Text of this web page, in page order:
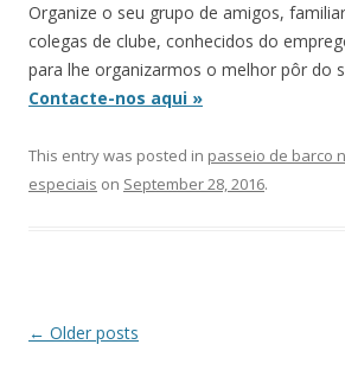
Organize o seu grupo de amigos,
colegas de clube, conhecidos do
para lhe organizarmos o melhor pôr do
Contacte-nos aqui »
This entry was posted in passeio de barco
especiais on September 28, 2016.
Post
← Older posts